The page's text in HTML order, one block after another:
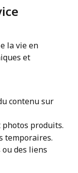
la vie en
et
contenu sur
produits.
temporaires.
des liens